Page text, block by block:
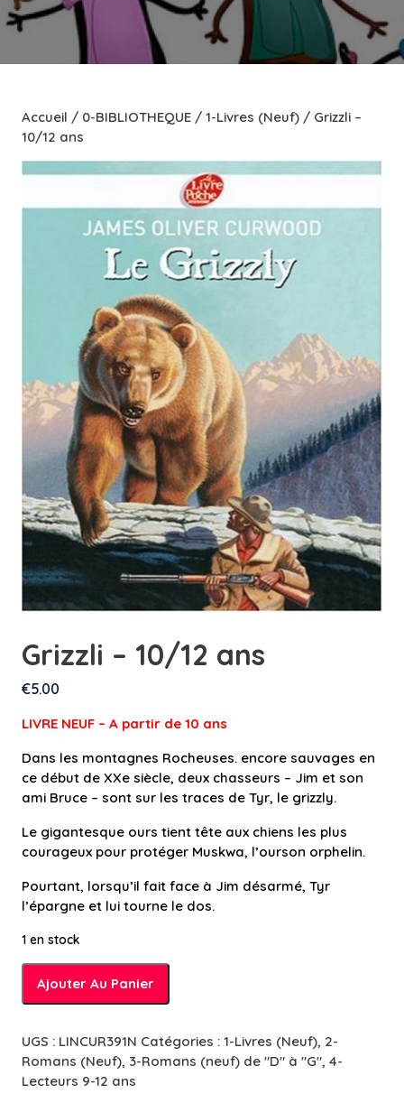
Accueil / 0-BIBLIOTHEQUE / 1-Livres (Neuf) / Grizzli –
10/12 ans
Grizzli – 10/12 ans
€5.00
LIVRE NEUF – A partir de 10 ans
Dans les montagnes Rocheuses. encore sauvages en
ce début de XXe siècle, deux chasseurs – Jim et son
ami Bruce – sont sur les traces de Tyr, le grizzly.
Le gigantesque ours tient tête aux chiens les plus
courageux pour protéger Muskwa, l’ourson orphelin.
Pourtant, lorsqu’il fait face à Jim désarmé, Tyr
l’épargne et lui tourne le dos.
1 en stock
quantité
de
10/12
ans
Ajouter Au Panier
UGS : LINCUR391N Catégories : 1-Livres (Neuf), 2-
Romans (Neuf), 3-Romans (neuf) de "D" à "G", 4-
Lecteurs 9-12 ans